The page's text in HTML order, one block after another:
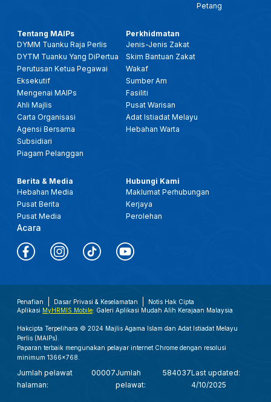
Petang
Tentang MAIPs
DYMM Tuanku Raja Perlis
DYTM Tuanku Yang DiPertua
Perutusan Ketua Pegawai
Eksekutif
Mengenai MAIPs
Ahli Majlis
Carta Organisasi
Agensi Bersama
Subsidiari
Piagam Pelanggan
Perkhidmatan
Jenis-Jenis Zakat
Skim Bantuan Zakat
Wakaf
Sumber Am
Fasiliti
Pusat Warisan
Adat Istiadat Melayu
Hebahan Warta
Berita & Media
Hebahan Media
Pusat Berita
Pusat Media
Acara
Hubungi Kami
Maklumat Perhubungan
Kerjaya
Perolehan
Penafian Dasar Privasi & Keselamatan
Notis Hak Cipta
Aplikasi MyHRMIS Mobile: Galeri Aplikasi Mudah Alih Kerajaan Malaysia
Hakcipta Terpelihara © 2024 Majlis Agama Islam dan Adat Istiadat Melayu
Perlis (MAIPs).
Paparan terbaik mengunakan pelayar internet Chrome dengan resolusi
minimum 1366x768.
Jumlah pelawat
halaman:
00007Jumlah
pelawat:
584037Last updated:
4/10/2025